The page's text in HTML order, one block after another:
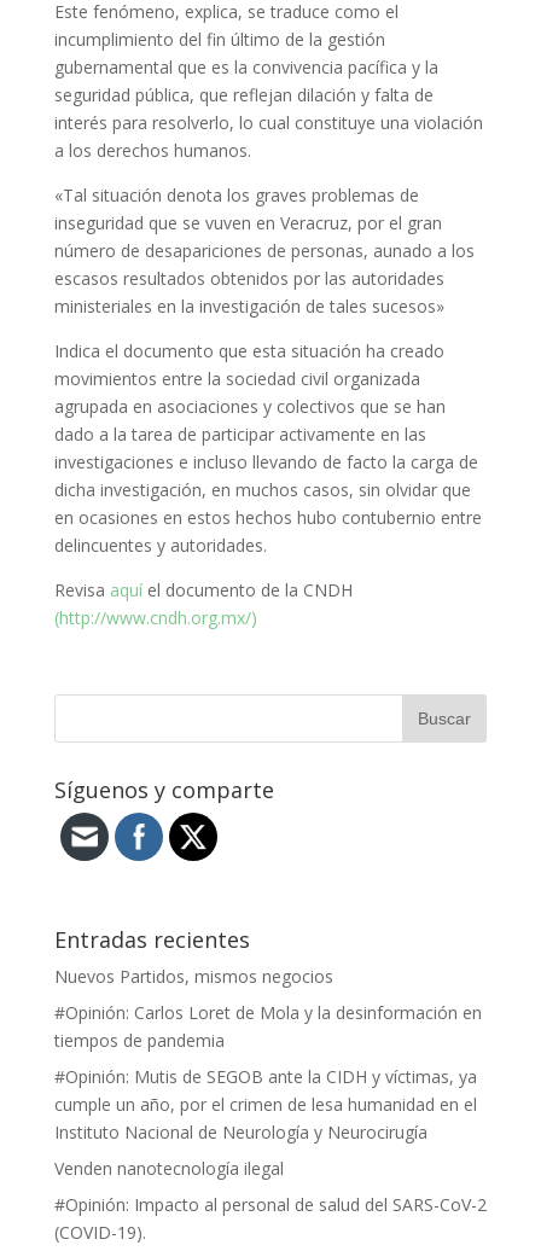
Este fenómeno, explica, se traduce como el
incumplimiento del fin último de la gestión
gubernamental que es la convivencia pacífica y la
seguridad pública, que reflejan dilación y falta de
interés para resolverlo, lo cual constituye una violación
a los derechos humanos.
«Tal situación denota los graves problemas de
inseguridad que se vuven en Veracruz, por el gran
número de desapariciones de personas, aunado a los
escasos resultados obtenidos por las autoridades
ministeriales en la investigación de tales sucesos»
Indica el documento que esta situación ha creado
movimientos entre la sociedad civil organizada
agrupada en asociaciones y colectivos que se han
dado a la tarea de participar activamente en las
investigaciones e incluso llevando de facto la carga de
dicha investigación, en muchos casos, sin olvidar que
en ocasiones en estos hechos hubo contubernio entre
delincuentes y autoridades.
Revisa aquíel documento de la CNDH
(http://www.cndh.org.mx/)
Síguenos y comparte
Entradas recientes
Nuevos Partidos, mismos negocios
#Opinión: Carlos Loret de Mola y la desinformación en
tiempos de pandemia
#Opinión: Mutis de SEGOB ante la CIDH y víctimas, ya
cumple un año, por el crimen de lesa humanidad en el
Instituto Nacional de Neurología y Neurocirugía
Venden nanotecnología ilegal
#Opinión: Impacto al personal de salud del SARS-CoV-2
(COVID-19).